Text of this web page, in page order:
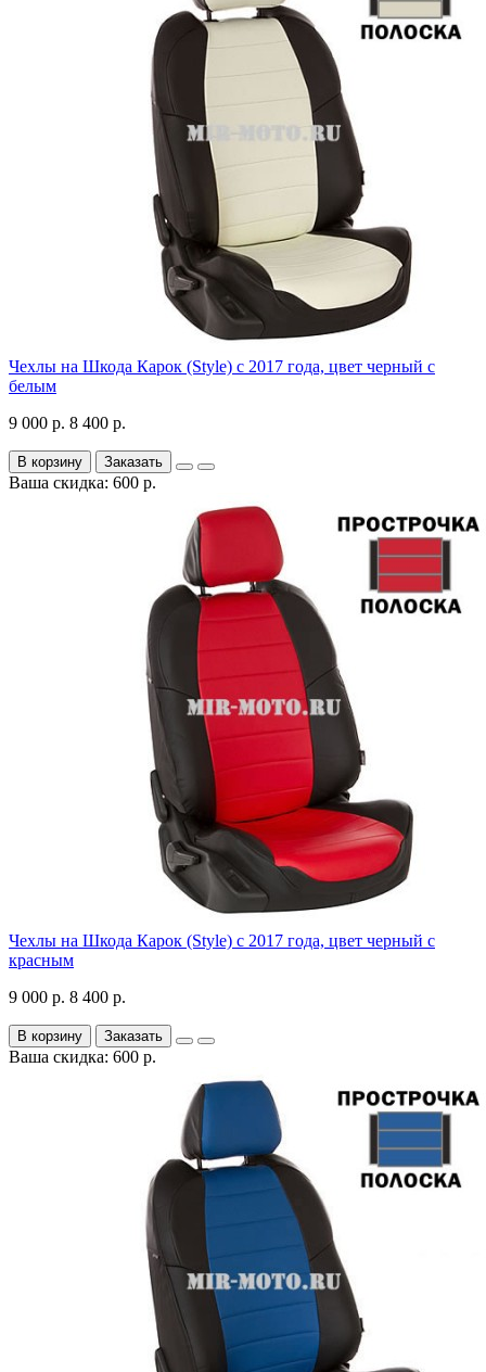
Чехлы на Шкода Карок (Style) с 2017 года, цвет черный с
белым
9 000 р. 8 400 р.
В корзину Заказать
Ваша скидка: 600 р.
Чехлы на Шкода Карок (Style) с 2017 года, цвет черный с
красным
9 000 р. 8 400 р.
В корзину Заказать
Ваша скидка: 600 р.